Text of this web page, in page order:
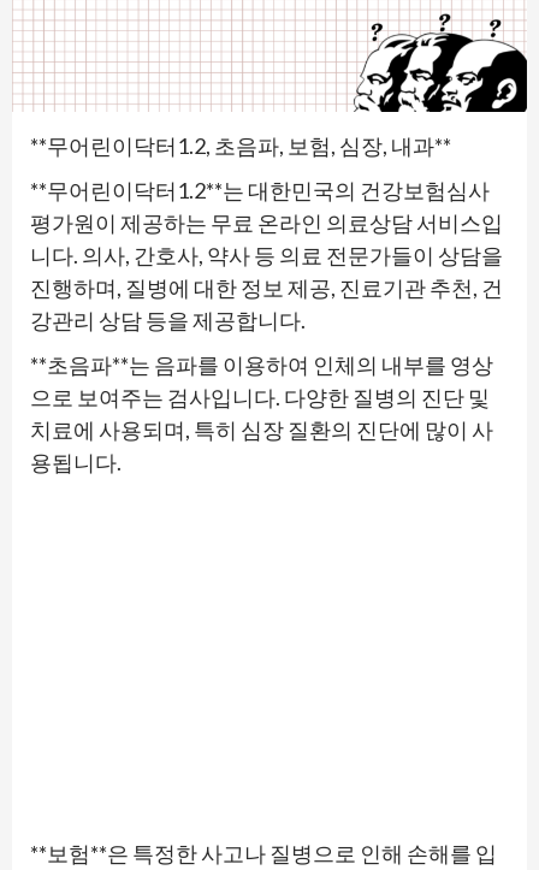
**무어린이닥터1.2, 초음파, 보험, 심장, 내과**
**무어린이닥터1.2**는 대한민국의 건강보험심사
평가원이 제공하는 무료 온라인 의료상담 서비스입
니다. 의사, 간호사, 약사 등 의료 전문가들이 상담을
진행하며, 질병에 대한 정보 제공, 진료기관 추천, 건
강관리 상담 등을 제공합니다.
**초음파**는 음파를 이용하여 인체의 내부를 영상
으로 보여주는 검사입니다. 다양한 질병의 진단 및
치료에 사용되며, 특히 심장 질환의 진단에 많이 사
용됩니다.
**보험**은 특정한 사고나 질병으로 인해 손해를 입